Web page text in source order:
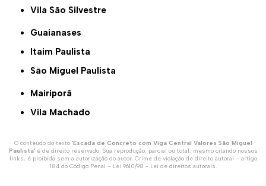
Vila São Silvestre
Guaianases
Itaim Paulista
São Miguel Paulista
Mairiporã
Vila Machado
O conteúdo do texto "Escada de Concreto com Viga Central Valores São Miguel
Paulista" é de direito reservado. Sua reprodução, parcial ou total, mesmo citando nossos
links, é proibida sem a autorização do autor. Crime de violação de direito autoral – artigo
184 do Código Penal – Lei 9610/98 - Lei de direitos autorais.